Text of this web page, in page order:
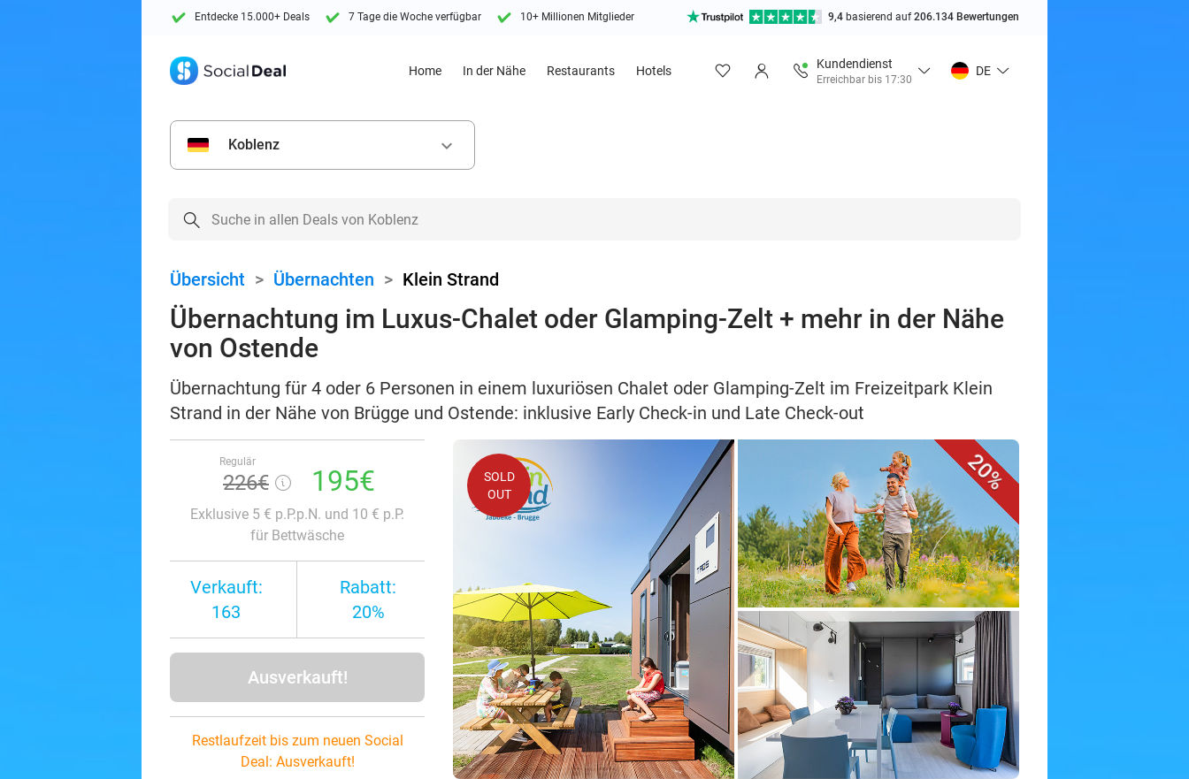
Entdecke 15.000+ Deals 7 Tage die Woche verfügbar 10+ Millionen Mitglieder 9,4 basierend auf206.134 Bewertungen
Home In der Nähe Restaurants Hotels
Kundendienst
Erreichbar bis 17:30
DE
Koblenz keyboard_arrow_down
Übersicht > Übernachten > Klein Strand
Übernachtung im Luxus-Chalet oder Glamping-Zelt + mehr in der Nähe
von Ostende
Übernachtung für 4 oder 6 Personen in einem luxuriösen Chalet oder Glamping-Zelt im Freizeitpark Klein
Strand in der Nähe von Brügge und Ostende: inklusive Early Check-in und Late Check-out
Regulär
226€ 195€
Exklusive 5 € p.P.p.N. und 10 € p.P.
für Bettwäsche
Verkauft:
163
Rabatt:
20%
Ausverkauft!
Restlaufzeit bis zum neuen Social
Deal: Ausverkauft!
20%
SOLD
OUT